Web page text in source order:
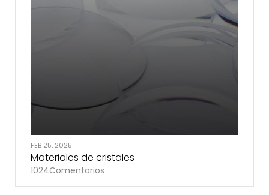
FEB 25, 2025
Materiales de cristales
1024Comentarios